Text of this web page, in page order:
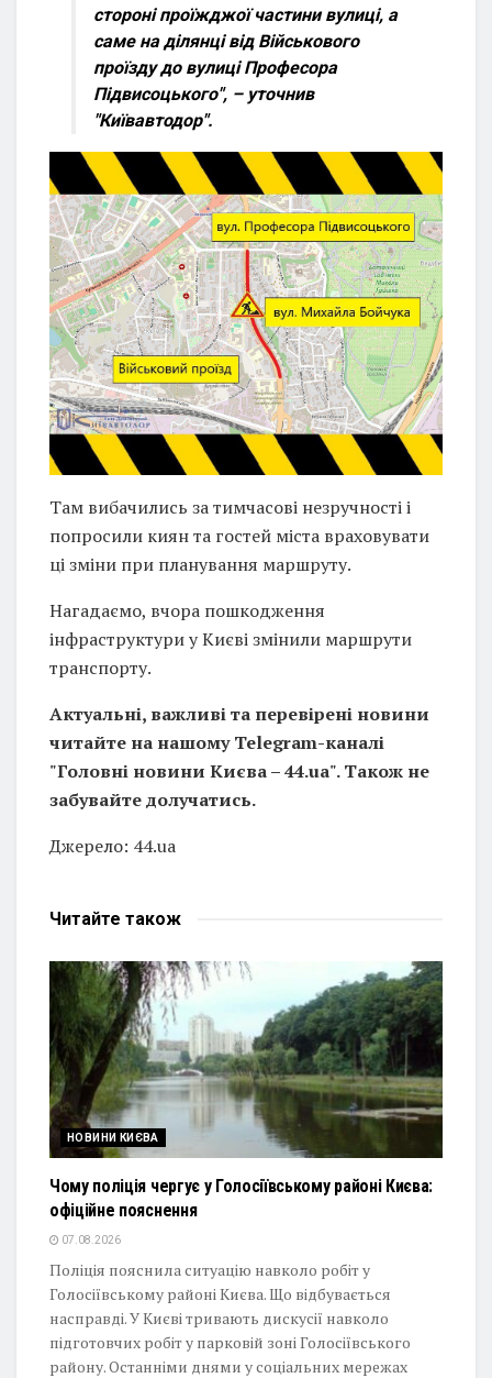
стороні проїжджої частини вулиці, а
саме на ділянці від Військового
проїзду до вулиці Професора
Підвисоцького", – уточнив
"Київавтодор".
Там вибачились за тимчасові незручності і
попросили киян та гостей міста враховувати
ці зміни при планування маршруту.
Нагадаємо, вчора пошкодження
інфраструктури у Києві змінили маршрути
транспорту.
Актуальні, важливі та перевірені новини
читайте на нашому Telegram-каналі
"Головні новини Києва – 44.ua". Також не
забувайте долучатись.
Джерело: 44.ua
Читайте також
НОВИНИ КИЄВА
Чому поліція чергує у Голосіївському районі Києва:
офіційне пояснення
07.08.2026
Поліція пояснила ситуацію навколо робіт у
Голосіївському районі Києва. Що відбувається
насправді. У Києві тривають дискусії навколо
підготовчих робіт у парковій зоні Голосіївського
району. Останніми днями у соціальних мережах